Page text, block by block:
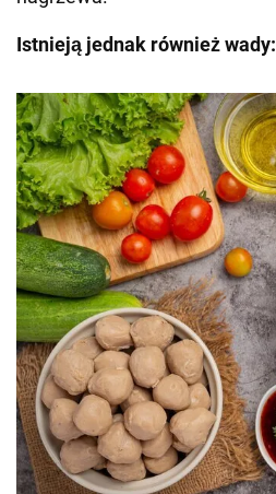
Istnieją jednak również wady: